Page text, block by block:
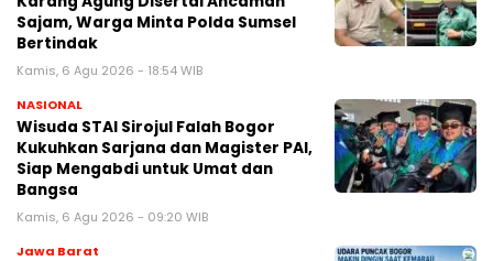
Sajam, Warga Minta Polda Sumsel
Bertindak
Kamis, 6 Agu 2026 - 18:54 WIB
NASIONAL
Wisuda STAI Sirojul Falah Bogor
Kukuhkan Sarjana dan Magister PAI,
Siap Mengabdi untuk Umat dan
Bangsa
Kamis, 6 Agu 2026 - 09:20 WIB
Jawa Barat